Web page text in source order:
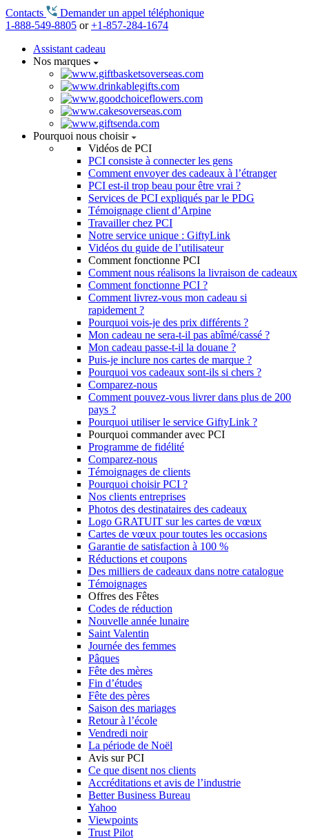
Contacts
Demander un appel téléphonique
1-888-549-8805 or+1-857-284-1674
Assistant cadeau
Nos marques
Pourquoi nous choisir
Vidéos de PCI
PCI consiste à connecter les gens
Comment envoyer des cadeaux à l’étranger
PCI est-il trop beau pour être vrai ?
Services de PCI expliqués par le PDG
Témoignage client d’Arpine
Travailler chez PCI
Notre service unique : GiftyLink
Vidéos du guide de l’utilisateur
Comment fonctionne PCI
Comment nous réalisons la livraison de cadeaux
Comment fonctionne PCI ?
Comment livrez-vous mon cadeau si
rapidement ?
Pourquoi vois-je des prix différents ?
Mon cadeau ne sera-t-il pas abîmé/cassé ?
Mon cadeau passe-t-il la douane ?
Puis-je inclure nos cartes de marque ?
Pourquoi vos cadeaux sont-ils si chers ?
Comparez-nous
Comment pouvez-vous livrer dans plus de 200
pays ?
Pourquoi utiliser le service GiftyLink ?
Pourquoi commander avec PCI
Programme de fidélité
Comparez-nous
Témoignages de clients
Pourquoi choisir PCI ?
Nos clients entreprises
Photos des destinataires des cadeaux
Logo GRATUIT sur les cartes de vœux
Cartes de vœux pour toutes les occasions
Garantie de satisfaction à 100 %
Réductions et coupons
Des milliers de cadeaux dans notre catalogue
Témoignages
Offres des Fêtes
Codes de réduction
Nouvelle année lunaire
Saint Valentin
Journée des femmes
Pâques
Fête des mères
Fin d’études
Fête des pères
Saison des mariages
Retour à l’école
Vendredi noir
La période de Noël
Avis sur PCI
Ce que disent nos clients
Accréditations et avis de l’industrie
Better Business Bureau
Yahoo
Viewpoints
Trust Pilot